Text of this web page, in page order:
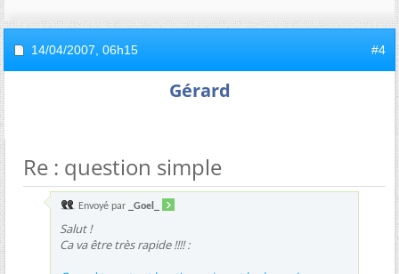
14/04/2007, 06h15 #4
Gérard
Re : question simple
Envoyé par _Goel_
Salut !
Ca va être très rapide !!!! :